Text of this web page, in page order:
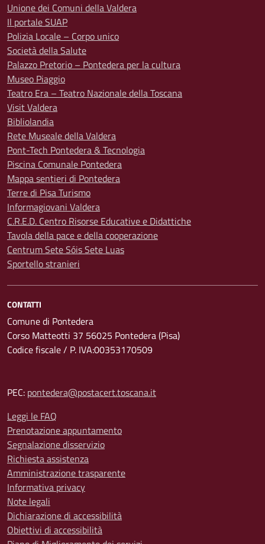
Unione dei Comuni della Valdera
Il portale SUAP
Polizia Locale – Corpo unico
Società della Salute
Palazzo Pretorio – Pontedera per la cultura
Museo Piaggio
Teatro Era – Teatro Nazionale della Toscana
Visit Valdera
Bibliolandia
Rete Museale della Valdera
Pont-Tech Pontedera & Tecnologia
Piscina Comunale Pontedera
Mappa sentieri di Pontedera
Terre di Pisa Turismo
Informagiovani Valdera
C.R.E.D. Centro Risorse Educative e Didattiche
Tavola della pace e della cooperazione
Centrum Sete Sóis Sete Luas
Sportello stranieri
CONTATTI
Comune di Pontedera
Corso Matteotti 37 56025 Pontedera (Pisa)
Codice fiscale / P. IVA:00353170509
PEC: pontedera@postacert.toscana.it
Leggi le FAQ
Prenotazione appuntamento
Segnalazione disservizio
Richiesta assistenza
Amministrazione trasparente
Informativa privacy
Note legali
Dichiarazione di accessibilità
Obiettivi di accessibilità